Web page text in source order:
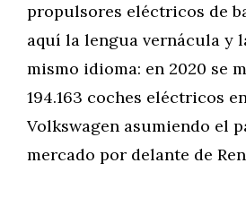
propulsores eléctricos de
aquí la lengua vernácula y
mismo idioma: en 2020 se
194.163 coches eléctricos
Volkswagen asumiendo el
mercado por delante de